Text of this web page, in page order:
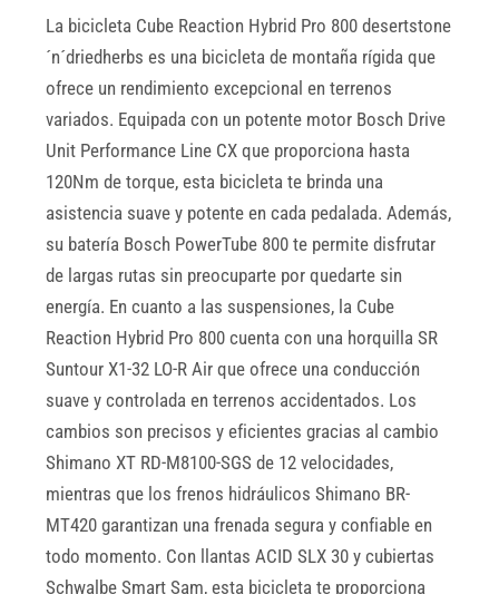
La bicicleta Cube Reaction Hybrid Pro 800 desertstone
´n´driedherbs es una bicicleta de montaña rígida que
ofrece un rendimiento excepcional en terrenos
variados. Equipada con un potente motor Bosch Drive
Unit Performance Line CX que proporciona hasta
120Nm de torque, esta bicicleta te brinda una
asistencia suave y potente en cada pedalada. Además,
su batería Bosch PowerTube 800 te permite disfrutar
de largas rutas sin preocuparte por quedarte sin
energía. En cuanto a las suspensiones, la Cube
Reaction Hybrid Pro 800 cuenta con una horquilla SR
Suntour X1-32 LO-R Air que ofrece una conducción
suave y controlada en terrenos accidentados. Los
cambios son precisos y eficientes gracias al cambio
Shimano XT RD-M8100-SGS de 12 velocidades,
mientras que los frenos hidráulicos Shimano BR-
MT420 garantizan una frenada segura y confiable en
todo momento. Con llantas ACID SLX 30 y cubiertas
Schwalbe Smart Sam, esta bicicleta te proporciona